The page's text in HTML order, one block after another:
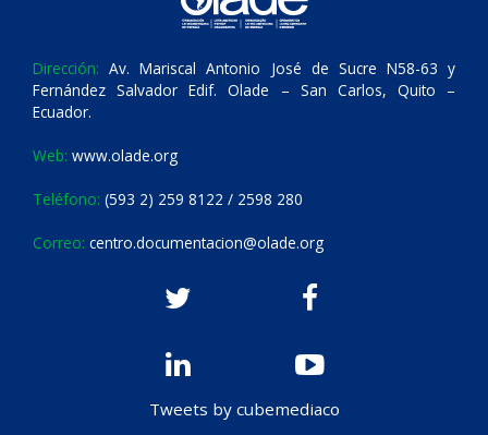
Dirección: Av. Mariscal Antonio José de Sucre N58-63 y
Fernández Salvador Edif. Olade – San Carlos, Quito –
Ecuador.
Web: www.olade.org
Teléfono: (593 2) 259 8122 / 2598 280
Correo: centro.documentacion@olade.org
Tweets by cubemediaco